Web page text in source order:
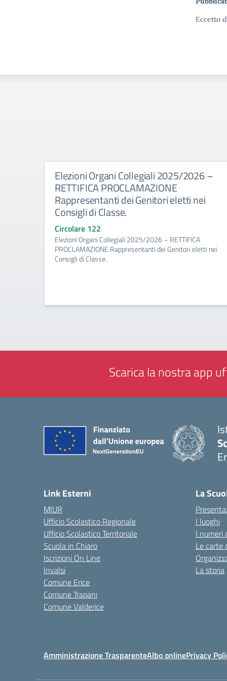
Eccetto
Elezioni Organi Collegiali 2025/2026 –
RETTIFICA PROCLAMAZIONE
Rappresentanti dei Genitori eletti nei
Consigli di Classe.
Circolare 122
Elezioni Organi Collegiali 2025/2026 – RETTIFICA
PROCLAMAZIONE Rappresentanti dei Genitori eletti nei
Consigli di Classe.
Scarica la nostra app
Link Esterni
MIUR
Ufficio Scolastico Regionale
Ufficio Scolastico Territoriale
Scuola in Chiaro
Iscrizioni On Line
Invalsi
Comune Erice
Comune Trapani
Comune Valderice
La
I luoghi
I numeri
Le carte
La storia
Amministrazione TrasparenteAlbo onlinePrivacy